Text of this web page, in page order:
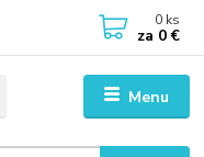
Menu
0 ks
za 0 €